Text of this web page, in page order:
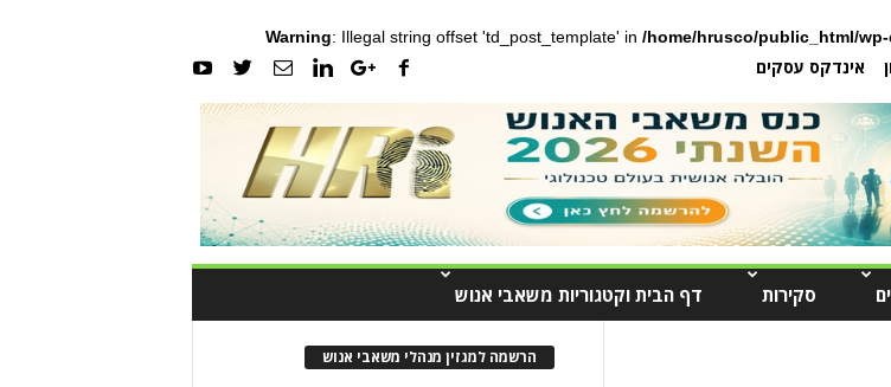
Warning: Illegal string offset 'td_post_template' in /home/hrusco/public_html/
אינדקס עסקים
סקירות דף הבית וקטגוריות משאבי אנוש
הרשמה למגזין מנהלי משאבי אנוש